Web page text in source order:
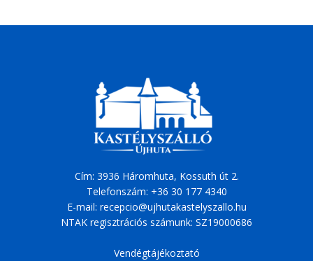
Cím: 3936 Háromhuta, Kossuth út 2.
Telefonszám: +36 30 177 4340
E-mail: recepcio@ujhutakastelyszallo.hu
NTAK regisztrációs számunk: SZ19000686
Vendégtájékoztató